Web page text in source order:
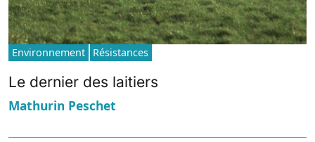
Environnement Résistances
Le dernier des laitiers
Mathurin Peschet